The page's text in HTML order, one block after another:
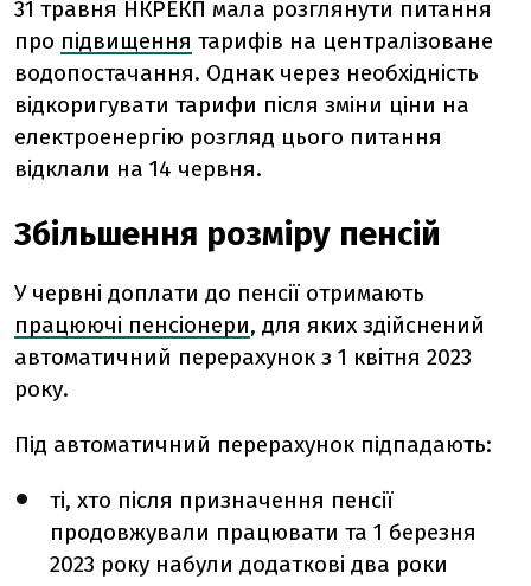
31 травня НКРЕКП мала розглянути питання
про підвищення тарифів на централізоване
водопостачання. Однак через необхідність
відкоригувати тарифи після зміни ціни на
електроенергію розгляд цього питання
відклали на 14 червня.
Збільшення розміру пенсій
У червні доплати до пенсії отримають
працюючі пенсіонери, для яких здійснений
автоматичний перерахунок з 1 квітня 2023
року.
Під автоматичний перерахунок підпадають:
ті, хто після призначення пенсії
продовжували працювати та 1 березня
2023 року набули додаткові два роки